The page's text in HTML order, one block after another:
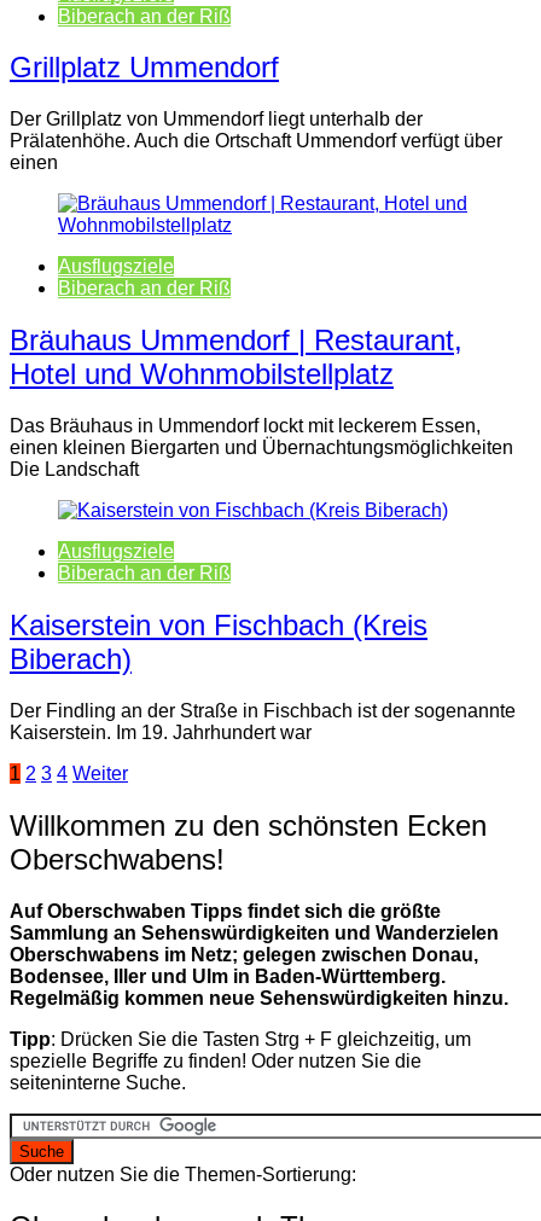
Biberach an der Riß
Grillplatz Ummendorf
Der Grillplatz von Ummendorf liegt unterhalb der
Prälatenhöhe. Auch die Ortschaft Ummendorf verfügt über
einen
Ausflugsziele
Biberach an der Riß
Bräuhaus Ummendorf | Restaurant,
Hotel und Wohnmobilstellplatz
Das Bräuhaus in Ummendorf lockt mit leckerem Essen,
einen kleinen Biergarten und Übernachtungsmöglichkeiten
Die Landschaft
Ausflugsziele
Biberach an der Riß
Kaiserstein von Fischbach (Kreis
Biberach)
Der Findling an der Straße in Fischbach ist der sogenannte
Kaiserstein. Im 19. Jahrhundert war
Seitennummerierung
der
Beiträge
1 2 3 4 Weiter
Willkommen zu den schönsten Ecken
Oberschwabens!
Auf Oberschwaben Tipps findet sich die größte
Sammlung an Sehenswürdigkeiten und Wanderzielen
Oberschwabens im Netz; gelegen zwischen Donau,
Bodensee, Iller und Ulm in Baden-Württemberg.
Regelmäßig kommen neue Sehenswürdigkeiten hinzu.
Tipp: Drücken Sie die Tasten Strg + F gleichzeitig, um
spezielle Begriffe zu finden! Oder nutzen Sie die
seiteninterne Suche.
Oder nutzen Sie die Themen-Sortierung: